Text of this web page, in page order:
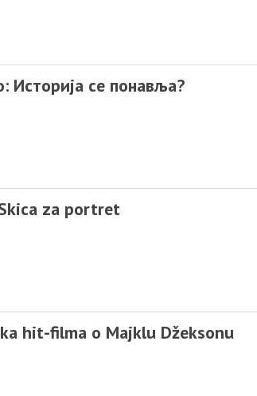
Историја се понавља?
za portret
hit-filma o Majklu Džeksonu